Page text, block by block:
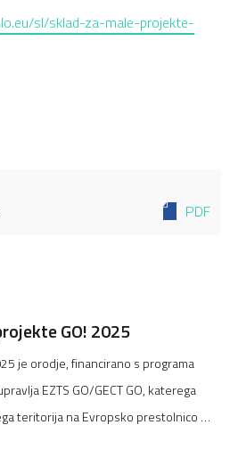
sl/sklad-za-male-projekte-
PDF
GO! 2025
je orodje, financirano s programa
EZTS GO/GECT GO, katerega
teritorija na Evropsko prestolnico …